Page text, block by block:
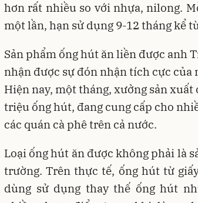
hơn rất nhiều so với nhựa, nilong.
một lần, hạn sử dụng 9-12 tháng kể
Sản phẩm ống hút ăn liền được anh
nhận được sự đón nhận tích cực của
Hiện nay, một tháng, xưởng sản xuất
triệu ống hút, đang cung cấp cho
các quán cà phê trên cả nước.
Loại ống hút ăn được không phải là
trường. Trên thực tế, ống hút từ
dùng sử dụng thay thế ống hút